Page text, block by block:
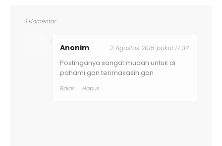
1 Komentar
Anonim 2 Agustus 2015 pukul 17.34
Postinganya sangat mudah untuk di
pahami gan terimakasih gan
Balas Hapus